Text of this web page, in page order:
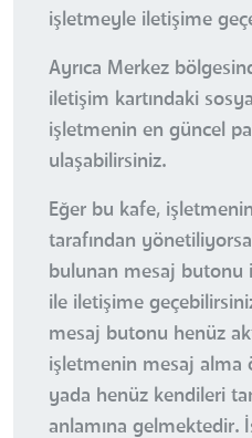
işletmeyle iletişime
Ayrıca Merkez
iletişim kartındaki
işletmenin en güncel
ulaşabilirsiniz.
Eğer bu kafe,
tarafından
bulunan mesaj butonu
ile iletişime
mesaj butonu henüz
işletmenin mesaj alma
yada henüz kendileri
anlamına gelmektedir.